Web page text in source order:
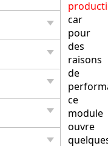
car
pour
des
raisons
de
ce
module
ouvre